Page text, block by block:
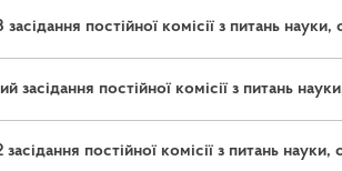
постійної комісії з питань
засідання постійної комісії з питань
постійної комісії з питань